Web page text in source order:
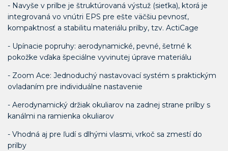
- Navyše v prilbe je štruktúrovaná výstuž (sieťka), ktorá je
integrovaná vo vnútri EPS pre ešte väčšiu pevnosť,
kompaktnosť a stabilitu materiálu prilby, tzv. ActiCage
- Upínacie popruhy: aerodynamické, pevné, šetrné k
pokožke vďaka špeciálne vyvinutej úprave materiálu
- Zoom Ace: Jednoduchý nastavovací systém s praktickým
ovladaním pre individuálne nastavenie
- Aerodynamický držiak okuliarov na zadnej strane prilby s
kanálmi na ramienka okuliarov
- Vhodná aj pre ľudí s dlhými vlasmi, vrkoč sa zmestí do
prilby